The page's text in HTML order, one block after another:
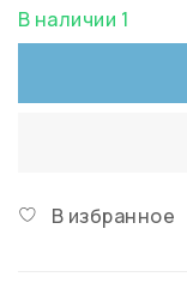
В наличии 1
В избранное